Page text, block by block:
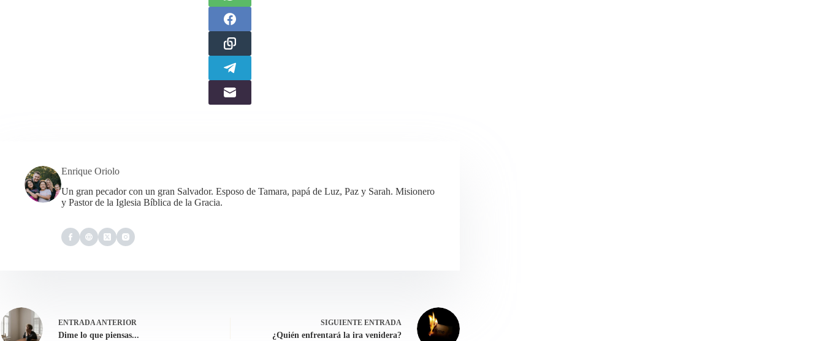
Enrique Oriolo
Un gran pecador con un gran Salvador. Esposo de Tamara, papá de Luz, Paz y Sarah. Misionero
y Pastor de la Iglesia Bíblica de la Gracia.
ENTRADAANTERIOR
Dime lo que piensas...
SIGUIENTE ENTRADA
¿Quién enfrentará la ira venidera?